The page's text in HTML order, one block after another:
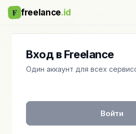
F freelance.id
Вход в Freelance
Один аккаунт для всех
Войти